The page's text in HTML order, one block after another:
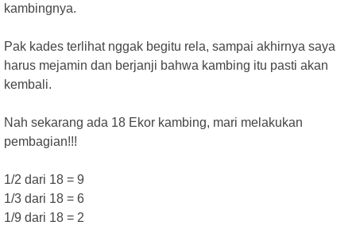
kambingnya.
Pak kades terlihat nggak begitu rela, sampai akhirnya saya
harus mejamin dan berjanji bahwa kambing itu pasti akan
kembali.
Nah sekarang ada 18 Ekor kambing, mari melakukan
pembagian!!!
1/2 dari 18 = 9
1/3 dari 18 = 6
1/9 dari 18 = 2